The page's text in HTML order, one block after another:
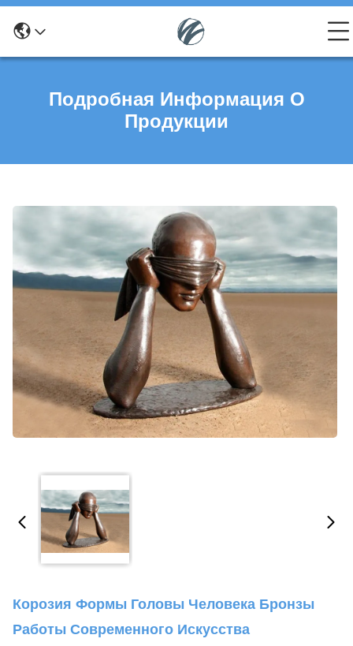
Подробная Информация О
Продукции
Корозия Формы Головы Человека Бронзы
Работы Современного Искусства